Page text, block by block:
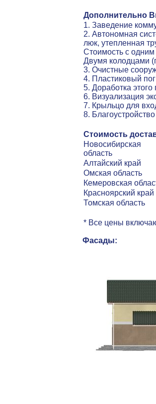
Дополнительно
1. Заведение
2. Автономная
люк, утепленная
Стоимость с
Двумя колодцами
3. Очистные
4. Пластиковый
5. Доработка этого
6. Визуализация
7. Крыльцо для
8.
Стоимость
Новосибирская
область
Алтайский край
Омская область
Кемеровская
Красноярский край
Томская область
* Все цены
Фасады: